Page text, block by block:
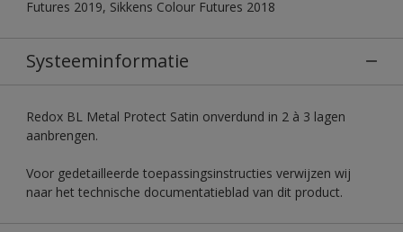
Futures 2019, Sikkens Colour Futures 2018
Systeeminformatie
Redox BL Metal Protect Satin onverdund in 2 à 3 lagen
aanbrengen.
Voor gedetailleerde toepassingsinstructies verwijzen wij
naar het technische documentatieblad van dit product.